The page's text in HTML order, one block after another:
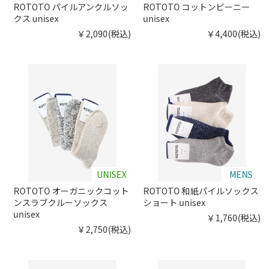
ROTOTO パイルアンクルソッ
クス unisex
￥2,090(税込)
ROTOTO コットンビーニー
unisex
￥4,400(税込)
UNISEX
ROTOTO オーガニックコット
ンスラブクルーソックス
unisex
￥2,750(税込)
MENS
ROTOTO 和紙パイルソックス
ショート unisex
￥1,760(税込)